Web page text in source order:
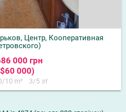
Центр, Кооперативная
000 грн
000)
10 m² 3/5 эт